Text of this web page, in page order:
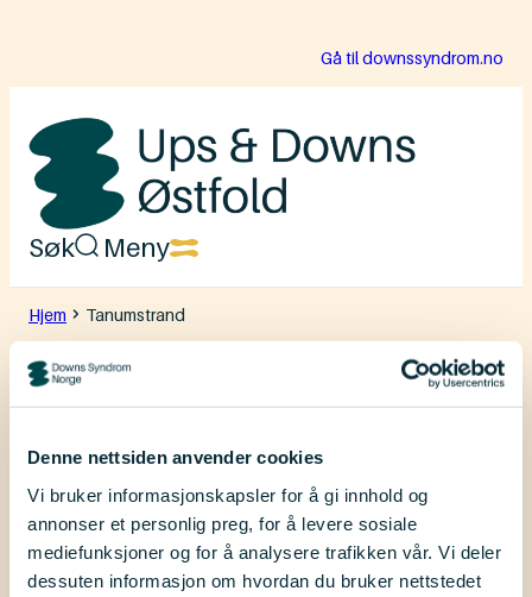
Denne nettsiden anvender cookies
Vi bruker informasjonskapsler for å gi innhold og
annonser et personlig preg, for å levere sosiale
mediefunksjoner og for å analysere trafikken vår. Vi deler
dessuten informasjon om hvordan du bruker nettstedet
Gå til downssyndrom.no
Ups
&
Downs
Østfold
Søk Meny
Hjem Tanumstrand
Tanumstrand